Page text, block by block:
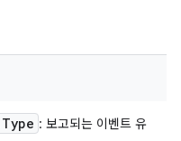
Type : 보고되는 이벤트 유